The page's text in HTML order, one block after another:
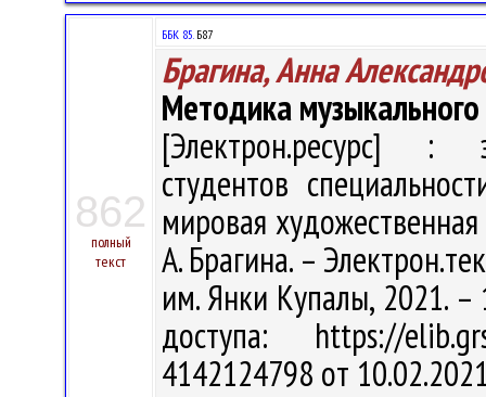
862
полный
текст
ББК 85.Б87
Брагина, Анна
Методика музыкального
[Электрон.ресурс] :
студентов
мировая
А. Брагина. –
им. Янки Купалы, 2021. –
доступа: https://
4142124798 от